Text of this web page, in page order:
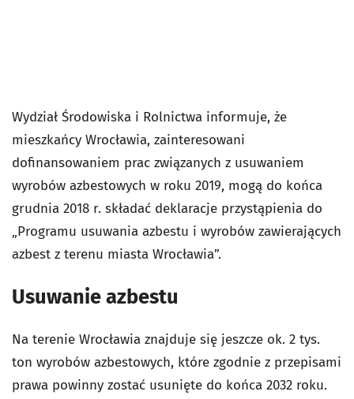
Wydział Środowiska i Rolnictwa informuje, że
mieszkańcy Wrocławia, zainteresowani
dofinansowaniem prac związanych z usuwaniem
wyrobów azbestowych w roku 2019, mogą do końca
grudnia 2018 r. składać deklaracje przystąpienia do
„Programu usuwania azbestu i wyrobów zawierających
azbest z terenu miasta Wrocławia”.
Usuwanie azbestu
Na terenie Wrocławia znajduje się jeszcze ok. 2 tys.
ton wyrobów azbestowych, które zgodnie z przepisami
prawa powinny zostać usunięte do końca 2032 roku.